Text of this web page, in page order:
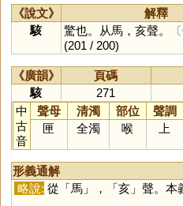
《說文》 解釋
駭
驚也。从馬，亥聲。
(201 / 200)
《廣韻》 頁碼
駭
271
中
古
音
聲母 清濁 部位 聲調
匣
全濁 喉 上
形義通解
略說: 從「馬」，「亥」聲。本